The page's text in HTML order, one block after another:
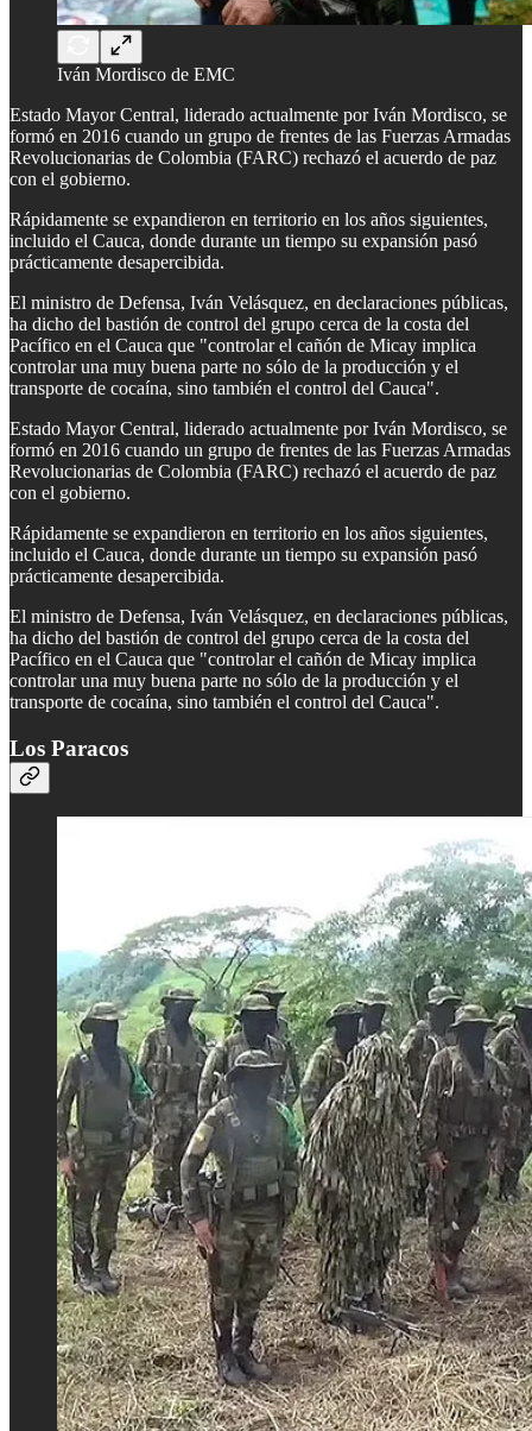
Iván Mordisco de EMC
Estado Mayor Central, liderado actualmente por Iván Mordisco, se
formó en 2016 cuando un grupo de frentes de las Fuerzas Armadas
Revolucionarias de Colombia (FARC) rechazó el acuerdo de paz
con el gobierno.
Rápidamente se expandieron en territorio en los años siguientes,
incluido el Cauca, donde durante un tiempo su expansión pasó
prácticamente desapercibida.
El ministro de Defensa, Iván Velásquez, en declaraciones públicas,
ha dicho del bastión de control del grupo cerca de la costa del
Pacífico en el Cauca que "controlar el cañón de Micay implica
controlar una muy buena parte no sólo de la producción y el
transporte de cocaína, sino también el control del Cauca".
Estado Mayor Central, liderado actualmente por Iván Mordisco, se
formó en 2016 cuando un grupo de frentes de las Fuerzas Armadas
Revolucionarias de Colombia (FARC) rechazó el acuerdo de paz
con el gobierno.
Rápidamente se expandieron en territorio en los años siguientes,
incluido el Cauca, donde durante un tiempo su expansión pasó
prácticamente desapercibida.
El ministro de Defensa, Iván Velásquez, en declaraciones públicas,
ha dicho del bastión de control del grupo cerca de la costa del
Pacífico en el Cauca que "controlar el cañón de Micay implica
controlar una muy buena parte no sólo de la producción y el
transporte de cocaína, sino también el control del Cauca".
Los Paracos